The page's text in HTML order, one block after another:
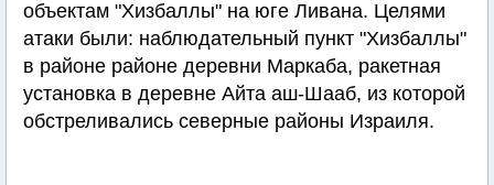
объектам "Хизбаллы" на юге Ливана. Целями
атаки были: наблюдательный пункт "Хизбаллы"
в районе районе деревни Маркаба, ракетная
установка в деревне Айта аш-Шааб, из которой
обстреливались северные районы Израиля.